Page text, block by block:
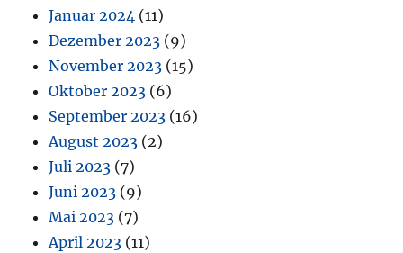
Januar 2024 (11)
Dezember 2023 (9)
November 2023 (15)
Oktober 2023 (6)
September 2023 (16)
August 2023 (2)
Juli 2023 (7)
Juni 2023 (9)
Mai 2023 (7)
April 2023 (11)